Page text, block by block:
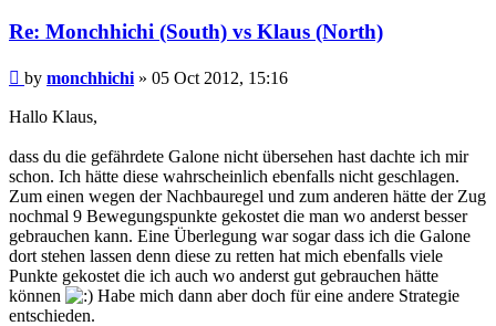
Re: Monchhichi (South) vs Klaus (North)
Post
by monchhichi » 05 Oct 2012, 15:16
Hallo Klaus,
dass du die gefährdete Galone nicht übersehen hast dachte ich mir
schon. Ich hätte diese wahrscheinlich ebenfalls nicht geschlagen.
Zum einen wegen der Nachbauregel und zum anderen hätte der Zug
nochmal 9 Bewegungspunkte gekostet die man wo anderst besser
gebrauchen kann. Eine Überlegung war sogar dass ich die Galone
dort stehen lassen denn diese zu retten hat mich ebenfalls viele
Punkte gekostet die ich auch wo anderst gut gebrauchen hätte
können
Habe mich dann aber doch für eine andere Strategie
entschieden.